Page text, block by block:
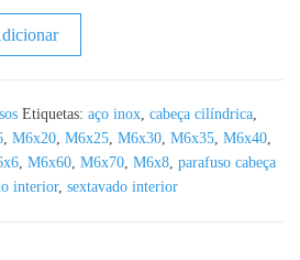
Etiquetas: aço inox cabeça cilíndrica
M6x20 M6x25 M6x30 M6x35 M6x40
M6x60 M6x70 M6x8 parafuso cabeça
interior, sextavado interior